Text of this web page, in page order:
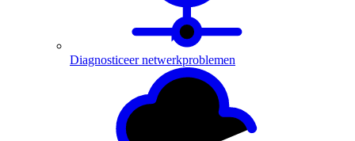
Diagnosticeer netwerkproblemen